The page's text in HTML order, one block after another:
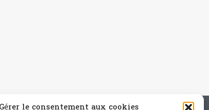
Gérer le consentement aux cookies